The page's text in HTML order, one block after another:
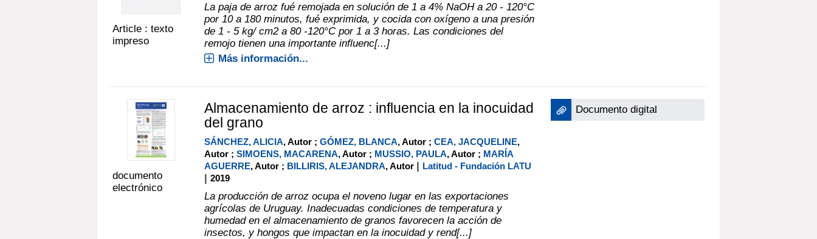
Article : texto
impreso
La paja de arroz fué remojada en solución de 1 a 4% NaOH a 20 - 120°C
por 10 a 180 minutos, fué exprimida, y cocida con oxígeno a una presión
de 1 - 5 kg/ cm2 a 80 -120°C por 1 a 3 horas. Las condiciones del
remojo tienen una importante influenc[...]
Más información...
documento
electrónico
Almacenamiento de arroz : influencia en la inocuidad
del grano
SÁNCHEZ, ALICIA, Autor ; GÓMEZ, BLANCA, Autor ; CEA, JACQUELINE,
Autor ; SIMOENS, MACARENA, Autor ; MUSSIO, PAULA, Autor ; MARÍA
AGUERRE, Autor ; BILLIRIS, ALEJANDRA, Autor | Latitud - Fundación LATU
| 2019
La producción de arroz ocupa el noveno lugar en las exportaciones
agrícolas de Uruguay. Inadecuadas condiciones de temperatura y
humedad en el almacenamiento de granos favorecen la acción de
insectos, y hongos que impactan en la inocuidad y rend[...]
Documento digital